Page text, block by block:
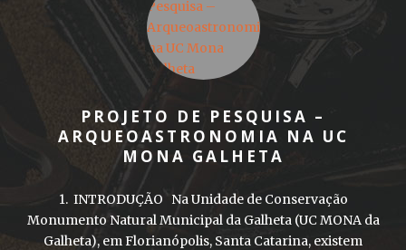
PROJETO DE PESQUISA –
ARQUEOASTRONOMIA NA UC
MONA GALHETA
1. INTRODUÇÃO Na Unidade de Conservação
Monumento Natural Municipal da Galheta (UC MONA da
Galheta), em Florianópolis, Santa Catarina, existem